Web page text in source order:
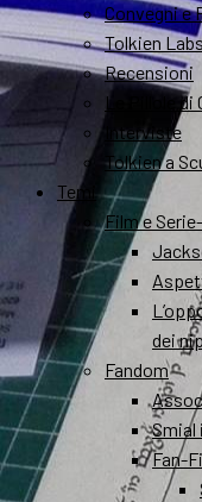
Convegni e
Tolkien
Recensioni
Le Pillole di
Interviste
Tolkien a
Temi
Film e
dei
Fandom
Smial
Fan-